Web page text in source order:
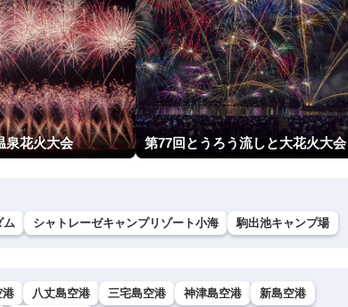
泉花火大会 第77回とうろう流しと大花火大会
ム シャトレーゼキャンプリゾート小海 駒出池キャンプ場
港 八丈島空港 三宅島空港 神津島空港
新島空港